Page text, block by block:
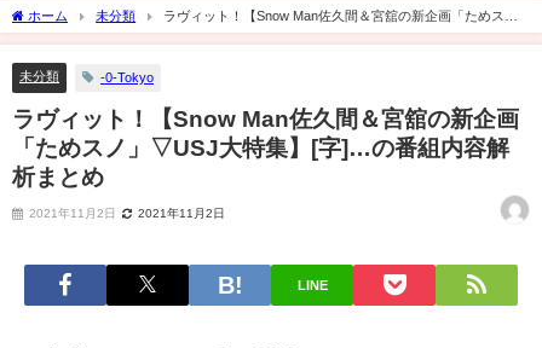
ホーム 未分類
ラヴィット！【Snow Man佐久間＆宮舘の新企画「ためス
ノ」▽USJ大特集】[字]…の番組内容解析まとめ
未分類 -0-Tokyo
ラヴィット！【Snow Man佐久間＆宮舘の新企画
「ためスノ」▽USJ大特集】[字]…の番組内容解
析まとめ
2021年11月2日 2021年11月2日
LINE